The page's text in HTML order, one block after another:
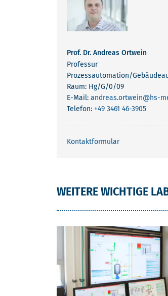
Prof. Dr. Andreas Ortwein
Professur
Prozessautomation/
Raum: Hg/G/0/09
E-Mail: andreas.ortwein@hs-
Telefon: +49 3461 46-3905
Kontaktformular
WEITERE WICHTIGE